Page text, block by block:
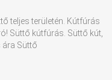
teljes területén. Kútfúrás
Süttő kútfúrás. Süttő kút,
ára Süttő